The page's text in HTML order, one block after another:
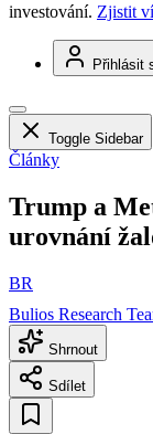
investování. Zjistit
Přihlásit
Toggle Sidebar
Články
Trump a
urovnání
BR
Bulios Research
Shrnout
Sdílet